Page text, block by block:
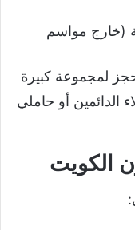
(خارج مواسم
لمجموعة كبيرة
الدائمين أو حاملي
الكويت